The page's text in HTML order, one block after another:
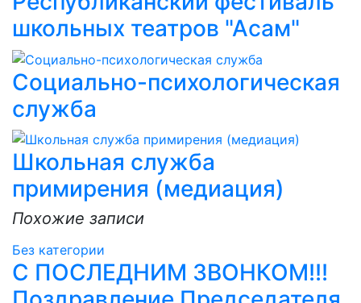
школьных театров "Асам"
Социально-психологическая
служба
Школьная служба
примирения (медиация)
Похожие записи
Без категории
С ПОСЛЕДНИМ ЗВОНКОМ!!!